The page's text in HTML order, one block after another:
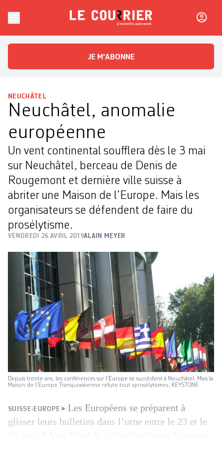
Le CourrierL'essentiel, autrement
JE M'ABONNE
NEUCHÂTEL
Neuchâtel, anomalie
européenne
Un vent continental soufflera dès le 3 mai
sur Neuchâtel, berceau de Denis de
Rougemont et dernière ville suisse à
abriter une Maison de l’Europe. Mais les
organisateurs se défendent de faire du
prosélytisme.
VENDREDI 26 AVRIL 2019ALAIN MEYER
Depuis trente ans, les conférences sur l’Europe se succèdent à Neuchâtel. Mais la
Maison de l’Europe Transjurassienne réfute tout «prosélytisme». KEYSTONE
SUISSE-EUROPE
Les Européens se préparent à
glisser leurs bulletins dans l’urne entre le 23 et le